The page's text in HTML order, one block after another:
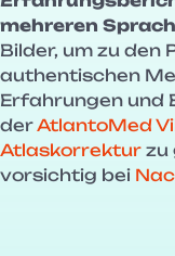
mehreren
Bilder, um zu
authentischen
Erfahrungen und
derAtlantoMed
Atlaskorrektur zu
vorsichtig bei